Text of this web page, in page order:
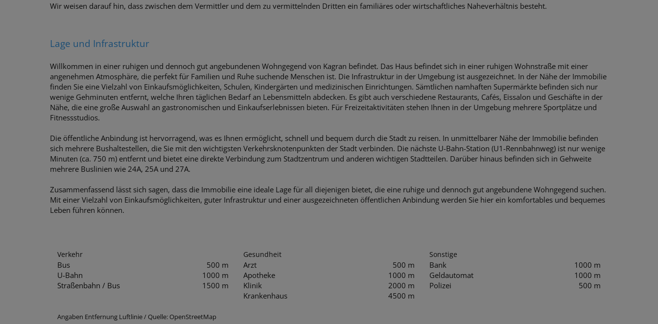
Wir weisen darauf hin, dass zwischen dem Vermittler und dem zu vermittelnden Dritten ein familiäres oder wirtschaftliches Naheverhältnis besteht.
Lage und Infrastruktur
Willkommen in einer ruhigen und dennoch gut angebundenen Wohngegend von Kagran befindet. Das Haus befindet sich in einer ruhigen Wohnstraße mit einer
angenehmen Atmosphäre, die perfekt für Familien und Ruhe suchende Menschen ist. Die Infrastruktur in der Umgebung ist ausgezeichnet. In der Nähe der Immobilie
finden Sie eine Vielzahl von Einkaufsmöglichkeiten, Schulen, Kindergärten und medizinischen Einrichtungen. Sämtlichen namhaften Supermärkte befinden sich nur
wenige Gehminuten entfernt, welche Ihren täglichen Bedarf an Lebensmitteln abdecken. Es gibt auch verschiedene Restaurants, Cafés, Eissalon und Geschäfte in der
Nähe, die eine große Auswahl an gastronomischen und Einkaufserlebnissen bieten. Für Freizeitaktivitäten stehen Ihnen in der Umgebung mehrere Sportplätze und
Fitnessstudios.
Die öffentliche Anbindung ist hervorragend, was es Ihnen ermöglicht, schnell und bequem durch die Stadt zu reisen. In unmittelbarer Nähe der Immobilie befinden
sich mehrere Bushaltestellen, die Sie mit den wichtigsten Verkehrsknotenpunkten der Stadt verbinden. Die nächste U-Bahn-Station (U1-Rennbahnweg) ist nur wenige
Minuten (ca. 750 m) entfernt und bietet eine direkte Verbindung zum Stadtzentrum und anderen wichtigen Stadtteilen. Darüber hinaus befinden sich in Gehweite
mehrere Buslinien wie 24A, 25A und 27A.
Zusammenfassend lässt sich sagen, dass die Immobilie eine ideale Lage für all diejenigen bietet, die eine ruhige und dennoch gut angebundene Wohngegend suchen.
Mit einer Vielzahl von Einkaufsmöglichkeiten, guter Infrastruktur und einer ausgezeichneten öffentlichen Anbindung werden Sie hier ein komfortables und bequemes
Leben führen können.
Verkehr
Bus
500 m
U-Bahn
1000 m
Straßenbahn / Bus
1500 m
Gesundheit
Arzt
500 m
Apotheke
1000 m
Klinik
2000 m
Krankenhaus
4500 m
Sonstige
Bank
1000 m
Geldautomat
1000 m
Polizei
500 m
Angaben Entfernung Luftlinie / Quelle: OpenStreetMap